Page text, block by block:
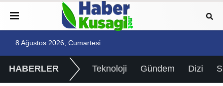
8 Ağustos 2026, Cumartesi
HABERLER Teknoloji Gündem Dizi